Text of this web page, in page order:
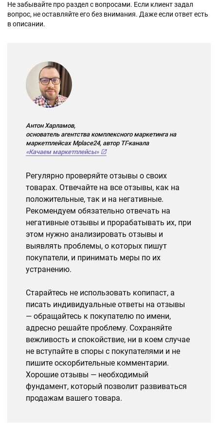
Не забывайте про раздел с вопросами. Если клиент задал
вопрос, не оставляйте его без внимания. Даже если ответ есть
в описании.
Антон Харламов,
основатель агентства комплексного маркетинга на
маркетплейсах Mplace24, автор ТГ-канала
«Качаем маркетплейсы»
Регулярно проверяйте отзывы о своих
товарах. Отвечайте на все отзывы, как на
положительные, так и на негативные.
Рекомендуем обязательно отвечать на
негативные отзывы и прорабатывать их, при
этом нужно анализировать отзывы и
выявлять проблемы, о которых пишут
покупатели, и принимать меры по их
устранению.
Старайтесь не использовать копипаст, а
писать индивидуальные ответы на отзывы
— обращайтесь к покупателю по имени,
адресно решайте проблему. Сохраняйте
вежливость и спокойствие, ни в коем случае
не вступайте в споры с покупателями и не
пишите оскорбительные комментарии.
Хорошие отзывы — необходимый
фундамент, который позволит развиваться
продажам вашего товара.